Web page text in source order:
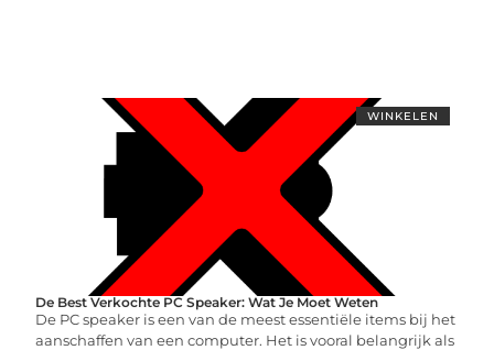
WINKELEN
De Best Verkochte PC Speaker: Wat Je Moet Weten
De PC speaker is een van de meest essentiële items bij het
aanschaffen van een computer. Het is vooral belangrijk als